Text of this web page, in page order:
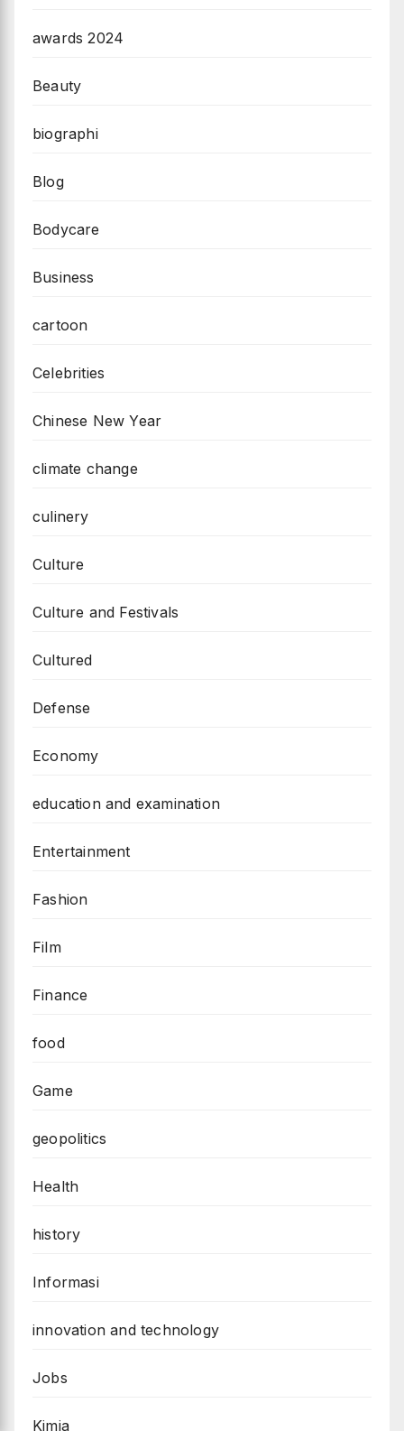
awards 2024
Beauty
biographi
Blog
Bodycare
Business
cartoon
Celebrities
Chinese New Year
climate change
culinery
Culture
Culture and Festivals
Cultured
Defense
Economy
education and examination
Entertainment
Fashion
Film
Finance
food
Game
geopolitics
Health
history
Informasi
innovation and technology
Jobs
Kimia